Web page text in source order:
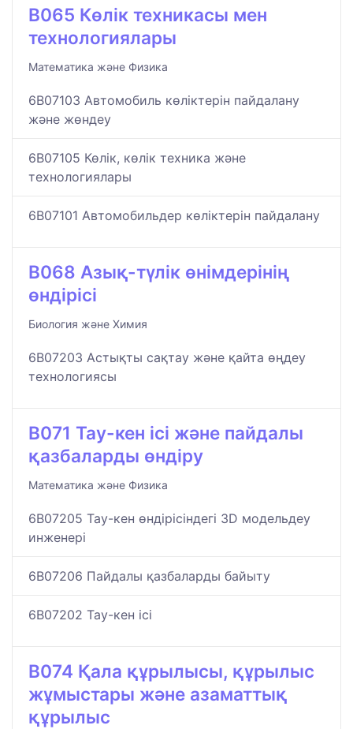
B065 Көлік техникасы мен
технологиялары
Математика және Физика
6B07103 Автомобиль көліктерін пайдалану
және жөндеу
6B07105 Көлік, көлік техника және
технологиялары
6B07101 Автомобильдер көліктерін пайдалану
B068 Азық-түлік өнімдерінің
өндірісі
Биология және Химия
6B07203 Астықты сақтау және қайта өңдеу
технологиясы
B071 Тау-кен ісі және пайдалы
қазбаларды өндіру
Математика және Физика
6B07205 Тау-кен өндірісіндегі 3D модельдеу
инженері
6B07206 Пайдалы қазбаларды байыту
6B07202 Тау-кен ісі
B074 Қала құрылысы, құрылыс
жұмыстары және азаматтық
құрылыс